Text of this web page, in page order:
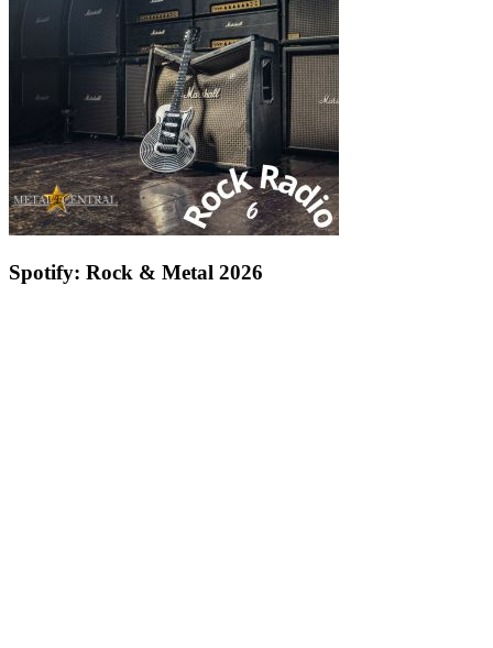
Spotify: Rock & Metal 2026